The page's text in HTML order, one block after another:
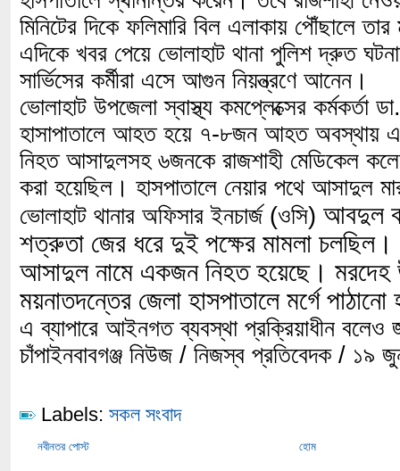
মিনিটের দিকে ফলিমারি বিল এলাকায় পৌঁছালে
এদিকে খবর পেয়ে ভোলাহাট থানা পুলিশ দ্রুত
সার্ভিসের কর্মীরা এসে আগুন নিয়ন্ত্রণে আনেন।
ভোলাহাট উপজেলা স্বাস্থ্য কমপ্লেক্সের কর্মকর্তা
হাসাপাতালে আহত হয়ে ৭-৮জন আহত অবস্থায়
নিহত আসাদুলসহ ৬জনকে রাজশাহী মেডিকেল
করা হয়েছিল। হাসপাতালে নেয়ার পথে আসাদুল
ভোলাহাট থানার অফিসার ইনচার্জ (ওসি) আবদুল
শত্রুতা জের ধরে দুই পক্ষের মামলা চলছিল।
আসাদুল নামে একজন নিহত হয়েছে। মরদেহ
ময়নাতদন্তের জেলা হাসপাতালে মর্গে
এ ব্যাপারে আইনগত ব্যবস্থা প্রক্রিয়াধীন বলেও
চাঁপাইনবাবগঞ্জ নিউজ / নিজস্ব প্রতিবেদক / ১৯
Labels: সকল সংবাদ
নবীনতর পোস্ট হোম